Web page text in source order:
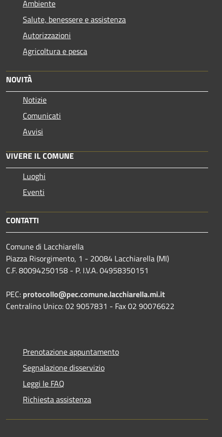
Ambiente
Salute, benessere e assistenza
Autorizzazioni
Agricoltura e pesca
NOVITÀ
Notizie
Comunicati
Avvisi
VIVERE IL COMUNE
Luoghi
Eventi
CONTATTI
Comune di Lacchiarella
Piazza Risorgimento, 1 - 20084 Lacchiarella (MI)
C.F. 80094250158 - P. I.V.A. 04958350151
PEC: protocollo@pec.comune.lacchiarella.mi.it
Centralino Unico: 02 9057831 - Fax 02 90076622
Prenotazione appuntamento
Segnalazione disservizio
Leggi le FAQ
Richiesta assistenza